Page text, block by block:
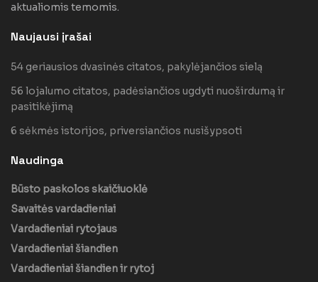
aktualiomis temomis.
Naujausi įrašai
54 geriausios dvasinės citatos, pakylėjančios sielą
56 lojalumo citatos, padėsiančios ugdyti nuoširdumą ir
pasitikėjimą
6 sėkmės istorijos, priversiančios nusišypsoti
Naudinga
Būsto paskolos skaičiuoklė
Savaitės vardadieniai
Vardadieniai rytojaus
Vardadieniai šiandien
Vardadieniai šiandien ir rytoj